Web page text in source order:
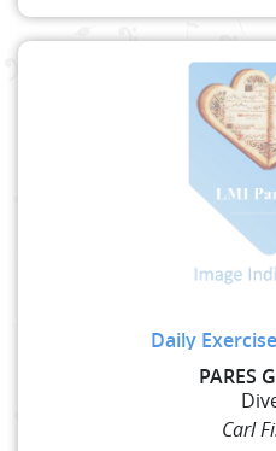
Daily
PARES
Carl